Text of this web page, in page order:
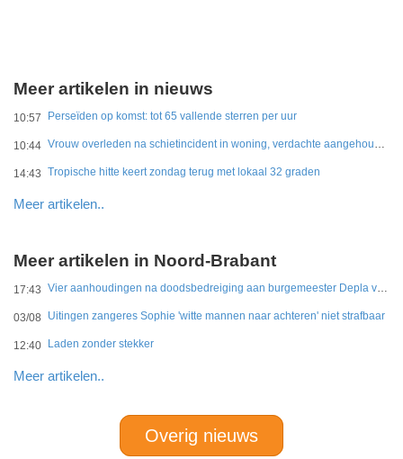
Meer artikelen in nieuws
10:57 Perseïden op komst: tot 65 vallende sterren per uur
10:44 Vrouw overleden na schietincident in woning, verdachte aangehouden
14:43 Tropische hitte keert zondag terug met lokaal 32 graden
Meer artikelen..
Meer artikelen in Noord-Brabant
17:43 Vier aanhoudingen na doodsbedreiging aan burgemeester Depla van Breda
03/08 Uitingen zangeres Sophie 'witte mannen naar achteren' niet strafbaar
12:40 Laden zonder stekker
Meer artikelen..
Overig nieuws